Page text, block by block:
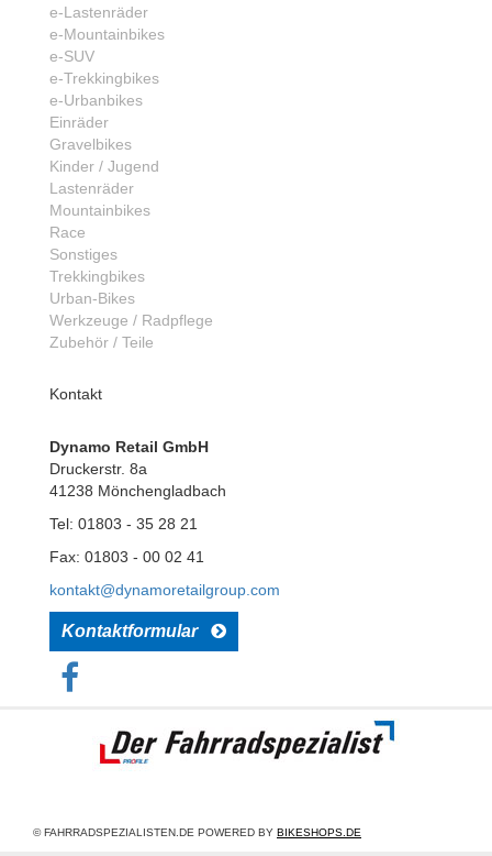
e-Lastenräder
e-Mountainbikes
e-SUV
e-Trekkingbikes
e-Urbanbikes
Einräder
Gravelbikes
Kinder / Jugend
Lastenräder
Mountainbikes
Race
Sonstiges
Trekkingbikes
Urban-Bikes
Werkzeuge / Radpflege
Zubehör / Teile
Kontakt
Dynamo Retail GmbH
Druckerstr. 8a
41238 Mönchengladbach
Tel: 01803 - 35 28 21
Fax: 01803 - 00 02 41
kontakt@dynamoretailgroup.com
Kontaktformular
© FAHRRADSPEZIALISTEN.DE POWERED BY BIKESHOPS.DE